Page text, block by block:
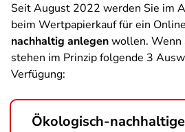
Seit August 2022 werden Sie im
beim Wertpapierkauf für ein
nachhaltig anlegenwollen. Wenn
stehen im Prinzip folgende 3
Verfügung:
Ökologisch-nachhaltige